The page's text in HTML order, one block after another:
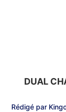
DUAL
Rédigé par